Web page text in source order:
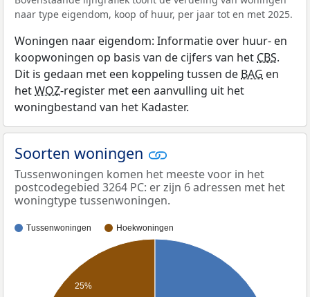
naar type eigendom, koop of huur, per jaar tot en met 2025.
Woningen naar eigendom: Informatie over huur- en
koopwoningen op basis van de cijfers van het CBS.
Dit is gedaan met een koppeling tussen de BAG en
hetWOZ-register met een aanvulling uit het
woningbestand van het Kadaster.
Soorten woningen
Tussenwoningen komen het meeste voor in het
postcodegebied 3264 PC: er zijn 6 adressen met het
woningtype tussenwoningen.
Tussenwoningen Hoekwoningen
25%